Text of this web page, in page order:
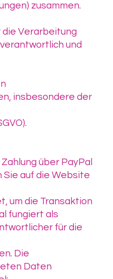
zusammen.
die Verarbeitung
und
insbesondere der
über PayPal
auf die Website
um die Transaktion
fungiert als
für die
Die
Daten